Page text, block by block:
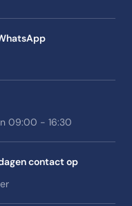
09:00 - 16:30
contact op